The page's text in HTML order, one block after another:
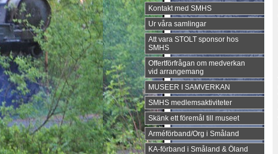
Kontakt med SMHS
Ur våra samlingar
Att vara STOLT sponsor hos
SMHS
Offertförfrågan om medverkan
vid arrangemang
MUSEER I SAMVERKAN
SMHS medlemsaktiviteter
Skänk ett föremål till museet
Arméförband/Org i Småland
KA-förband i Småland & Öland